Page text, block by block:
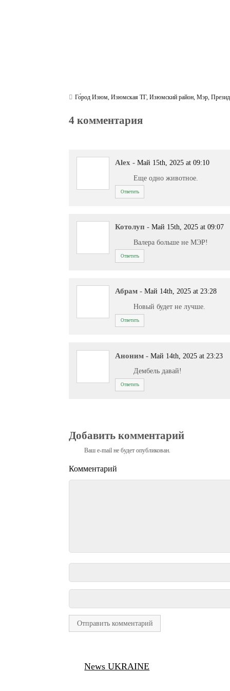
Го́род Изюм,Изюмская ТГ,Изюмский район,Мэр,
4 комментария
Alex - Май 15th, 2025 at 09:10
Еще одно животное.
Ответить
Котолуп - Май 15th, 2025 at 09:07
Валера больше не МЭР!
Ответить
Абрам - Май 14th, 2025 at 23:28
Новый будет не лучше.
Ответить
Аноним - Май 14th, 2025 at 23:23
Дембель давай!
Ответить
Добавить комментарий
Ваш e-mail не будет опубликован.
Комментарий
News UKRAINE